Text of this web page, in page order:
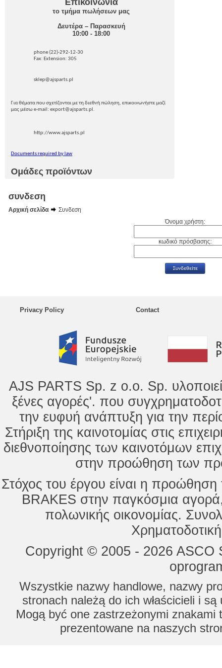
Επικοινωνία
το τμήμα πωλήσεων μας
Δευτέρα – Παρασκευή
10:00 - 18:00
phone (22)-292-12-30
Fax: Extension: 305
sklep@ajsparts.pl
Για θέματα που σχετίζονται με τη διεθνή πώληση, επικοινωνήστε μαζί
μας μέσω e-mail: export@ajsparts.pl.
http://www.ajsparts.pl
Documents required by law
Ομάδες προϊόντων
συνδεση
Αρχική σελίδα
Συνδεση
Όνομα χρήστη:
κωδικό πρόσβασης:
Privacy Policy Contact
AJS PARTS Sp. z o.o. Sp.
ξένες αγορές'. που
την ευφυή ανάπτυξη για την
Στήριξη της καινοτομίας στις
διεθνοποίησης των καινοτόμων
στην προώθηση των
Στόχος του έργου είναι η
BRAKES στην παγκόσμια
πολωνικής οικονομίας.
Copyright © 2005 - 2026
Wszystkie nazwy handlowe, nazwy
stronach należą do ich właścicieli i
Mogą być one zastrzeżonymi znakami
prezentowane na naszych